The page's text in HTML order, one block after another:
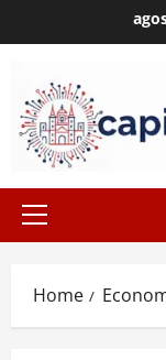
to
Primary
Home